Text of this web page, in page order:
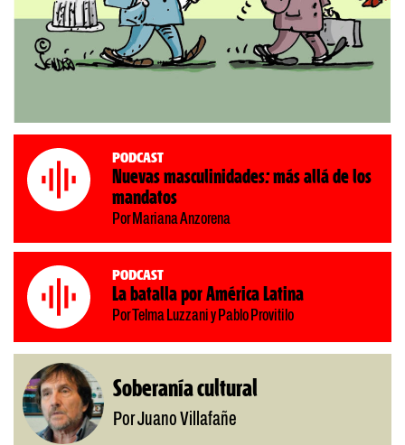
Podcast
Nuevas masculinidades: más allá de los
mandatos
Por Mariana Anzorena
Podcast
La batalla por América Latina
Por Telma Luzzani y Pablo Provitilo
Soberanía cultural
Por Juano Villafañe